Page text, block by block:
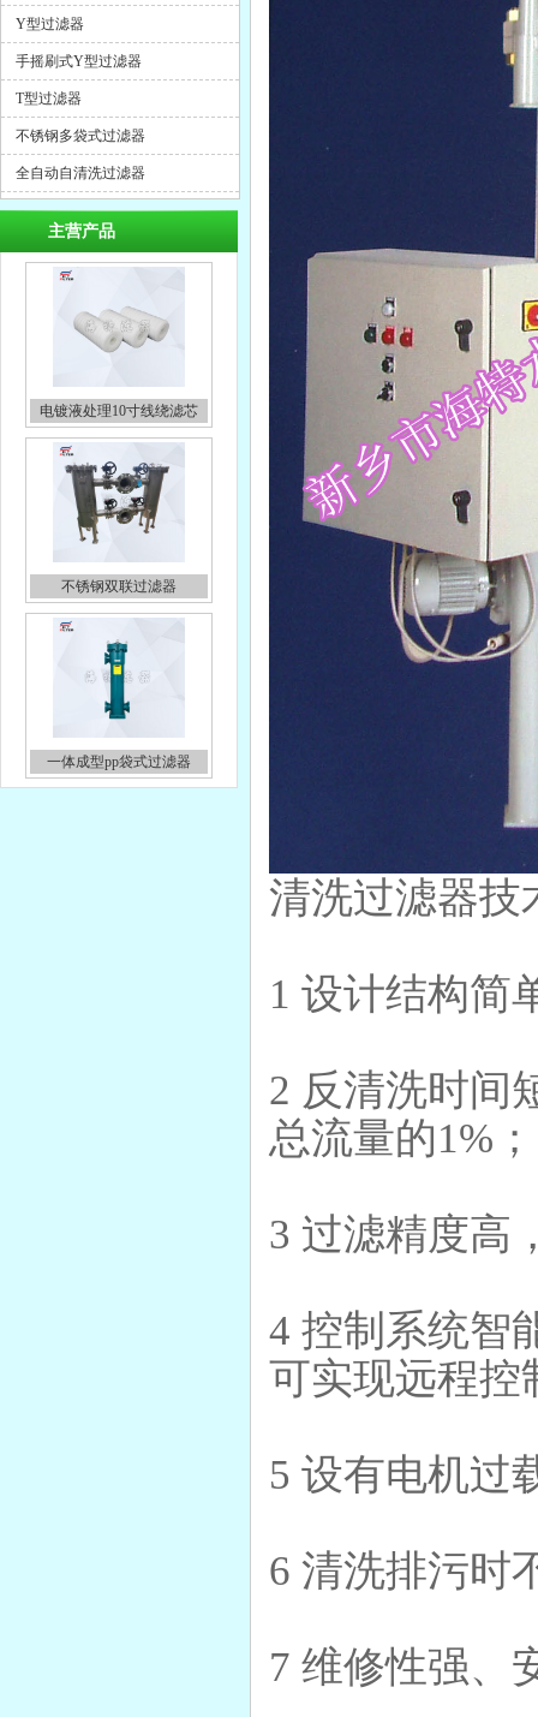
Y型过滤器
手摇刷式Y型过滤器
T型过滤器
不锈钢多袋式过滤器
全自动自清洗过滤器
主营产品
电镀液处理10寸线绕滤芯
不锈钢双联过滤器
一体成型pp袋式过滤器
清洗过滤器技
1 设计结构简
2 反清洗时间
总流量的1%；
3 过滤精度高
4 控制系统智
可实现远程控
5 设有电机过
6 清洗排污时
7 维修性强、